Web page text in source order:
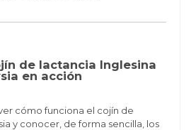
de lactancia Inglesina
en acción
cómo funciona el cojín de
y conocer, de forma sencilla, los